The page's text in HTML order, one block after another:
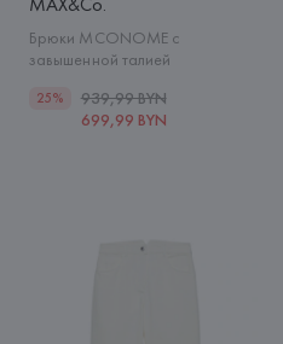
Брюки MCONOME с
завышенной талией
25%
939,99 BYN
699,99 BYN